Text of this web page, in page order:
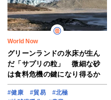
World Now
グリーンランドの氷床が生ん
だ「サプリの粒」 微細な砂
は食料危機の鍵になり得るか
#健康 #貿易
#北極